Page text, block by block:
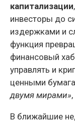
капитализации
инвесторы до
издержками и
функция
финансовый
управлять и
ценными
двумя мирами»
В ближайшие